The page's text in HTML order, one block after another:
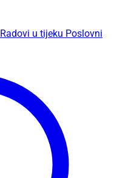
Radovi u tijeku Poslovni